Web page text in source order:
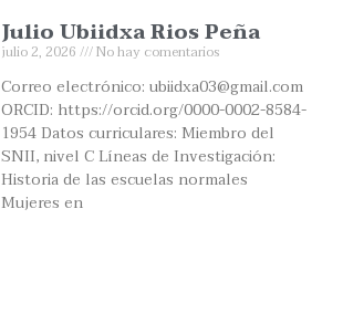
Julio Ubiidxa Rios Peña
julio 2, 2026 No hay comentarios
Correo electrónico: ubiidxa03@gmail.com
ORCID: https://orcid.org/0000-0002-8584-
1954 Datos curriculares: Miembro del
SNII, nivel C Líneas de Investigación:
Historia de las escuelas normales
Mujeres en